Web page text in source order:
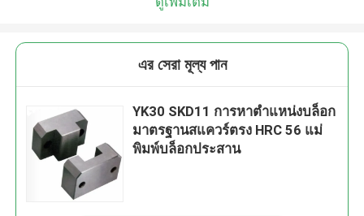
এর সেরা মূল্য পান
YK30 SKD11 การหาตำแหน่งบล็อก
มาตรฐานสแควร์ตรง HRC 56 แม่
พิมพ์บล็อกประสาน